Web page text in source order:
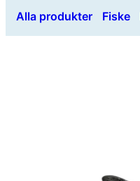
Alla produkter Fiske